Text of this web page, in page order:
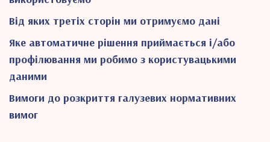
Від яких третіх сторін ми отримуємо дані
Яке автоматичне рішення приймається і/або
профілювання ми робимо з користувацькими
даними
Вимоги до розкриття галузевих нормативних
вимог